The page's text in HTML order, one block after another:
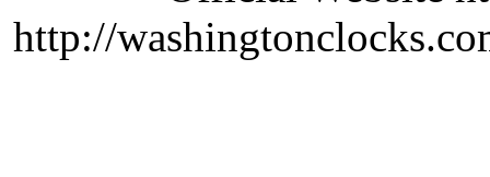
http://